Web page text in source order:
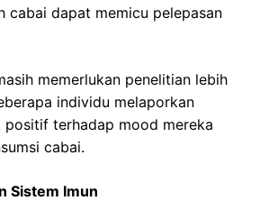
cabai dapat memicu pelepasan
memerlukan penelitian lebih
individu melaporkan
positif terhadap mood mereka
cabai.
Sistem Imun